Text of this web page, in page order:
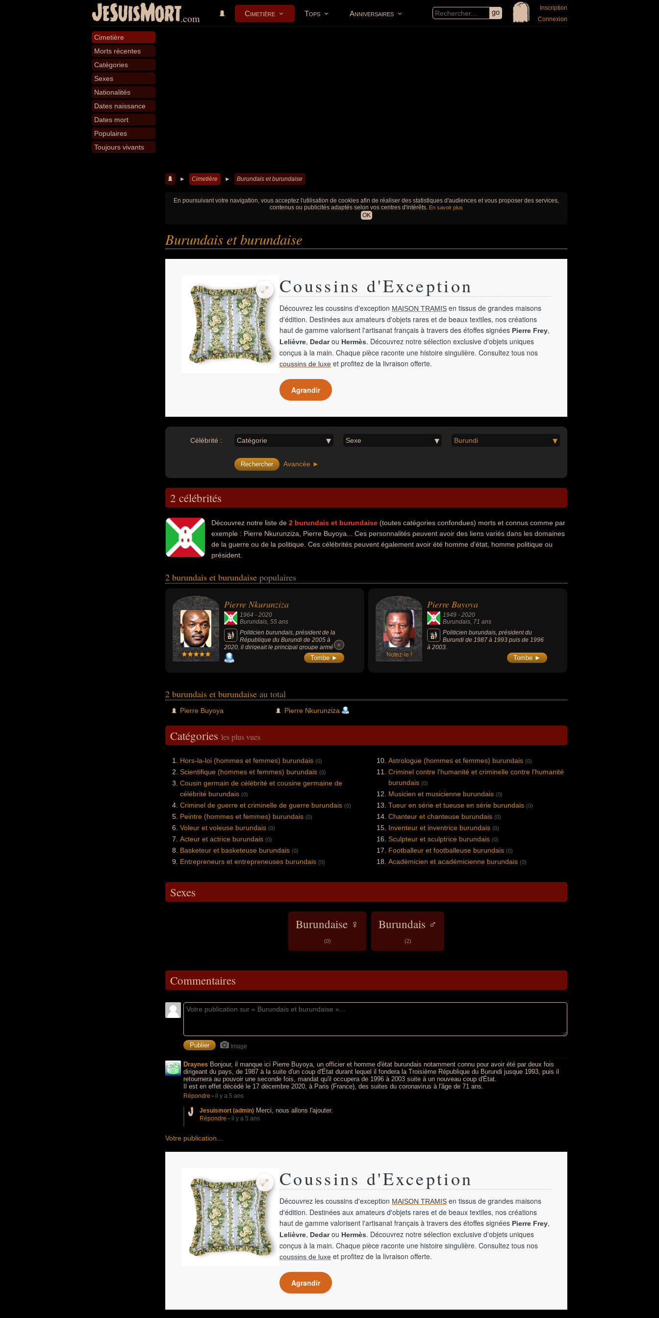
JeSuisMort.com Cimetière Tops Anniversaires
Inscription
Connexion
Cimetière
Morts récentes
Catégories
Sexes
Nationalités
Dates naissance
Dates mort
Populaires
Toujours vivants
► Cimetière ► Burundais et burundaise
En poursuivant votre navigation, vous acceptez l'utilisation de cookies afin de réaliser des statistiques d'audiences et vous proposer des services,
contenus ou publicités adaptés selon vos centres d'intérêts. En savoir plus
OK
Burundais et burundaise
Coussins d'Exception
Découvrez les coussins d'exception MAISON TRAMIS en tissus de grandes maisons
d'édition. Destinées aux amateurs d'objets rares et de beaux textiles, nos créations
haut de gamme valorisent l'artisanat français à travers des étoffes signées Pierre Frey,
Lelièvre, Dedarou Hermès. Découvrez notre sélection exclusive d'objets uniques
conçus à la main. Chaque pièce raconte une histoire singulière. Consultez tous nos
coussins de luxe et profitez de la livraison offerte.
Agrandir
Célébrité : Catégorie Sexe Burundi
Avancée ►
2 célébrités
Découvrez notre liste de 2 burundais et burundaise (toutes catégories confondues) morts et connus comme par
exemple : Pierre Nkurunziza, Pierre Buyoya... Ces personnalités peuvent avoir des liens variés dans les domaines
de la guerre ou de la politique. Ces célébrités peuvent également avoir été homme d'état, homme politique ou
président.
2 burundais et burundaise populaires
Pierre Nkurunziza
1964 - 2020
Burundais, 55 ans
Politicien burundais, président de la
République du Burundi de 2005 à
2020, il dirigeait le principal groupe armé
hutu pendant la guerre civile burundaise.
+
+
Tombe ► Notez-le !
Pierre Buyoya
1949 -2020
Burundais, 71 ans
Politicien burundais, président du
Burundi de 1987 à 1993 puis de 1996
à 2003.
Tombe ►
2 burundais et burundaise au total
Pierre Buyoya Pierre Nkurunziza
Catégories les plus vues
Hors-la-loi (hommes et femmes) burundais (0)
Scientifique (hommes et femmes) burundais (0)
Cousin germain de célébrité et cousine germaine de
célébrité burundais (0)
Criminel de guerre et criminelle de guerre burundais (0)
Peintre (hommes et femmes) burundais (0)
Voleur et voleuse burundais (0)
Acteur et actrice burundais (0)
Basketeur et basketeuse burundais (0)
Entrepreneurs et entrepreneuses burundais (0)
Astrologue (hommes et femmes) burundais (0)
Criminel contre l'humanité et criminelle contre l'humanité
burundais (0)
Musicien et musicienne burundais (0)
Tueur en série et tueuse en série burundais (0)
Chanteur et chanteuse burundais (0)
Inventeur et inventrice burundais (0)
Sculpteur et sculptrice burundais (0)
Footballeur et footballeuse burundais (0)
Académicien et académicienne burundais (0)
Sexes
Burundaise ♀
(0)
Burundais ♂
(2)
Commentaires
Image
Draynes Bonjour, il manque ici Pierre Buyoya, un officier et homme d'état burundais notamment connu pour avoir été par deux fois
dirigeant du pays, de 1987 à la suite d'un coup d'État durant lequel il fondera la Troisième République du Burundi jusque 1993, puis il
retournera au pouvoir une seconde fois, mandat qu'il occupera de 1996 à 2003 suite à un nouveau coup d'État.
Il est en effet décédé le 17 décembre 2020, à Paris (France), des suites du coronavirus à l'âge de 71 ans.
Répondre - il y a 5 ans
Jesuismort (admin) Merci, nous allons l'ajouter.
Répondre - il y a 5 ans
Votre publication...
Coussins d'Exception
Découvrez les coussins d'exception MAISON TRAMIS en tissus de grandes maisons
d'édition. Destinées aux amateurs d'objets rares et de beaux textiles, nos créations
haut de gamme valorisent l'artisanat français à travers des étoffes signées Pierre Frey,
Lelièvre, Dedarou Hermès. Découvrez notre sélection exclusive d'objets uniques
conçus à la main. Chaque pièce raconte une histoire singulière. Consultez tous nos
coussins de luxe et profitez de la livraison offerte.
Agrandir